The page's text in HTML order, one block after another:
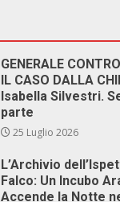
GENERALE
IL CASO DALLA
Isabella Silvestri.
parte
25 Luglio 2026
L’Archivio
Falco: Un Incubo
Accende la Notte